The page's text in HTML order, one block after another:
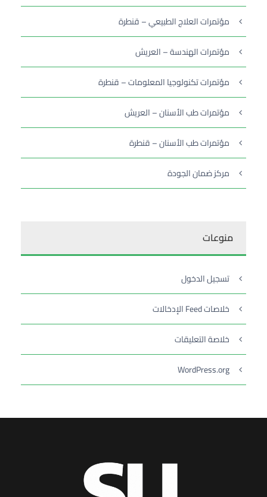
مؤتمرات العلاج الطبيعي – قنطرة
مؤتمرات الهندسة – العريش
مؤتمرات تكنولوجيا المعلومات – قنطرة
مؤتمرات طب الأسنان – العريش
مؤتمرات طب الأسنان – قنطرة
مركز ضمان الجودة
منوعات
تسجيل الدخول
خلاصات Feed الإدخالات
خلاصة التعليقات
WordPress.org